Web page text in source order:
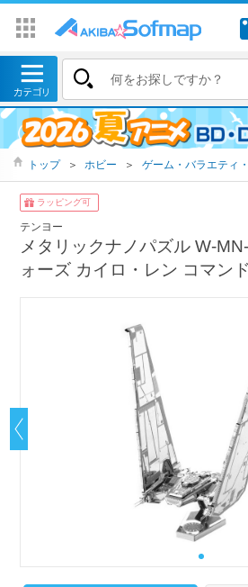
トップ ＞ ホビー ＞ ゲーム・バラエティ
ラッピング可
テンヨー
メタリックナノパズル W-
ォーズ カイロ・レン コマン